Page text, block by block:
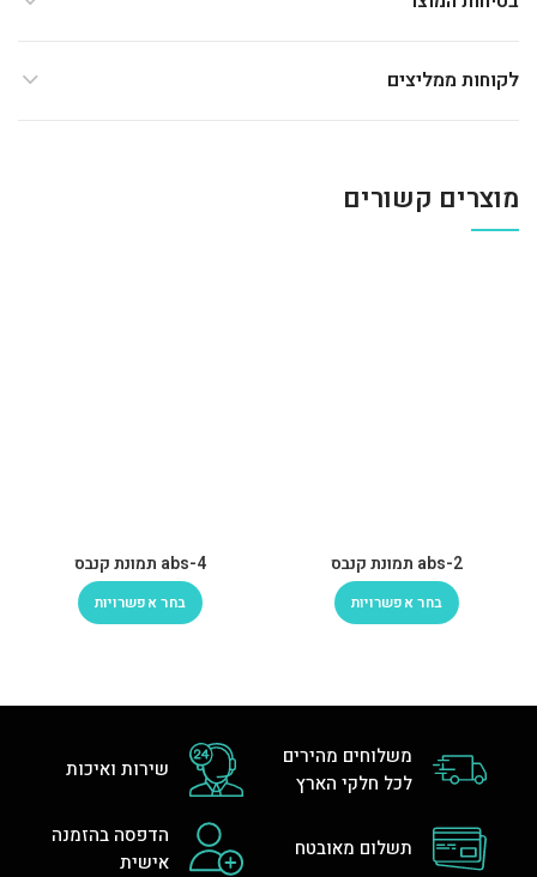
לקוחות ממליצים
מוצרים קשורים
abs-2 תמונת קנבס
בחר אפשרויות
abs-4 תמונת קנבס
בחר אפשרויות
משלוחים מהירים
לכל חלקי הארץ
שירות ואיכות
תשלום מאובטח
הדפסה בהזמנה
אישית